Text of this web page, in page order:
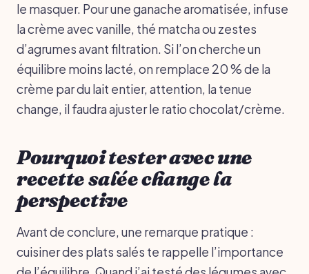
le masquer. Pour une ganache aromatisée, infuse
la crème avec vanille, thé matcha ou zestes
d’agrumes avant filtration. Si l’on cherche un
équilibre moins lacté, on remplace 20 % de la
crème par du lait entier, attention, la tenue
change, il faudra ajuster le ratio chocolat/crème.
Pourquoi tester avec une
recette salée change la
perspective
Avant de conclure, une remarque pratique :
cuisiner des plats salés te rappelle l’importance